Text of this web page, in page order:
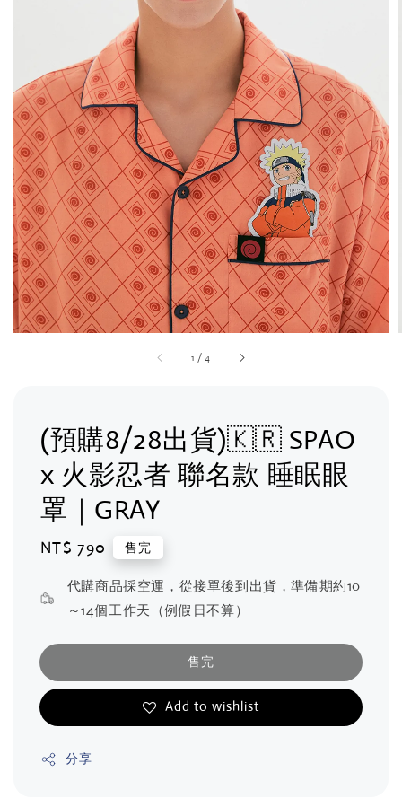
1 /4
(預購8/28出貨)🇰🇷 SPAO
x 火影忍者 聯名款 睡眠眼
罩｜GRAY
Regular
NT$ 790 售完
代購商品採空運，從接單後到出貨，準備期約10
～14個工作天（例假日不算）
售完
Add to wishlist
分享